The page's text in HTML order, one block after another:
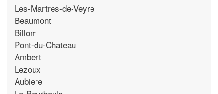
Les-Martres-de-Veyre
Beaumont
Billom
Pont-du-Chateau
Ambert
Lezoux
Aubiere